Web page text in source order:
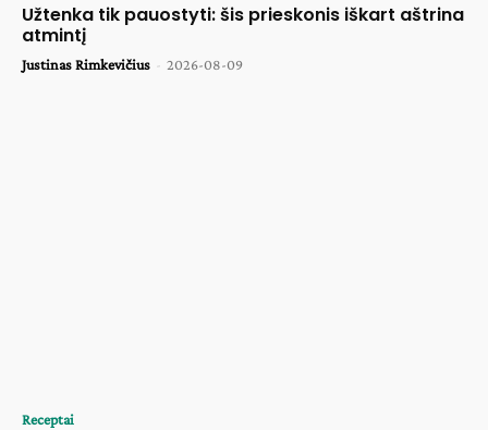
Užtenka tik pauostyti: šis prieskonis iškart aštrina
atmintį
Justinas Rimkevičius - 2026-08-09
Receptai